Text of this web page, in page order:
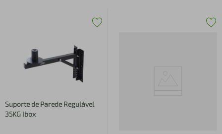
Suporte de Parede Regulável
35KG Ibox